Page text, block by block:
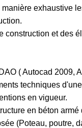
exhaustive
construction et des
( Autocad 2009,
techniques d'une
en vigueur.
en béton armé
(Poteau, poutre,